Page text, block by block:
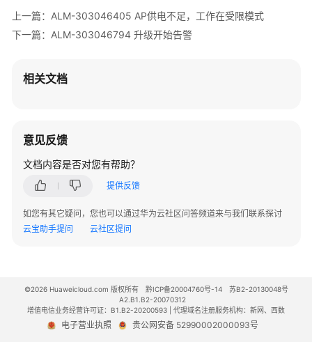
V300
AR
警
V500
FW
告
版
本
LSW
上一篇：ALM-303046405 AP供电不足，工作在受限模式
下一篇：ALM-303046794 升级开始告警
相关文档
意见反馈
文档内容是否对您有帮助？
提供反馈
如您有其它疑问，您也可以通过华为云社区问答频道来与我们联系探讨
云宝助手提问
云社区提问
©2026 Huaweicloud.com 版权所有 黔ICP备20004760号-14
苏B2-20130048号
A2.B1.B2-20070312
增值电信业务经营许可证：B1.B2-20200593 | 代理域名注册服务机构：新网、西数
电子营业执照 贵公网安备 52990002000093号